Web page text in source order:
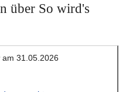
über So wird's
31.05.2026